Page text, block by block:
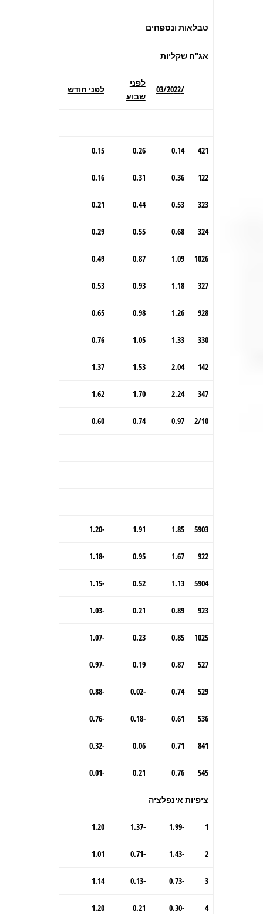
טבלאות ונספחים
אג"ח שקליות
/03/20
22
לפני
שבוע
לפני חודש
421
0.14
0.26
0.15
122
0.36
0.31
0.16
323
0.53
0.44
0.21
324
0.68
0.55
0.29
1026
1.09
0.87
0.49
327
1.18
0.93
0.53
928
1.26
0.98
0.65
330
1.33
1.05
0.76
142
2.04
1.53
1.37
347
2.24
1.70
1.62
2/10
0.97
0.74
0.60
5903
1.85
1.91
-1.20
922
1.67
0.95
-1.18
5904
1.13
0.52
-1.15
923
0.89
0.21
-1.03
1025
0.85
0.23
-1.07
527
0.87
0.19
-0.97
529
0.74
-0.02
-0.88
536
0.61
-0.18
-0.76
841
0.71
0.06
-0.32
545
0.76
0.21
-0.01
ציפיות אינפלציה
1
-1.99
-1.37
1.20
2
-1.43
-0.71
1.01
3
-0.73
-0.13
1.14
4
-0.30
0.21
1.20